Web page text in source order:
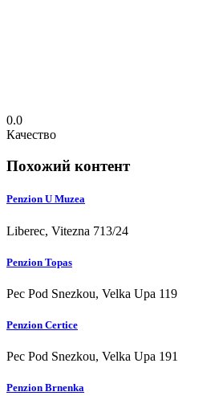
0.0
Качество
Похожий контент
Penzion U Muzea
Liberec, Vitezna 713/24
Penzion Topas
Pec Pod Snezkou, Velka Upa 119
Penzion Certice
Pec Pod Snezkou, Velka Upa 191
Penzion Brnenka